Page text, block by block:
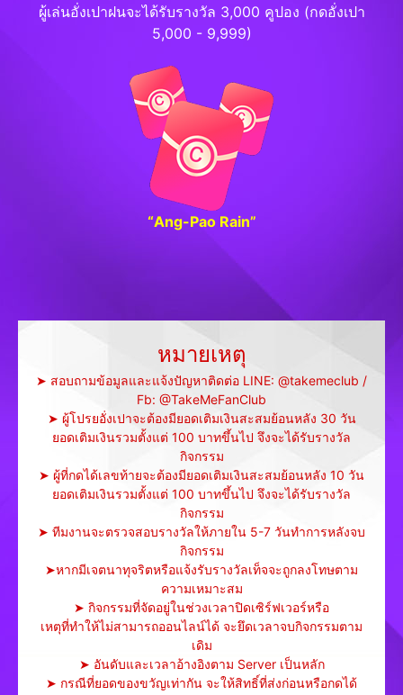
ผู้เล่นอั่งเปาฝนจะได้รับรางวัล 3,000 คูปอง (กดอั่งเปา
5,000 - 9,999)
“Ang-Pao Rain”
หมายเหตุ
➤ สอบถามข้อมูลและแจ้งปัญหาติดต่อ LINE: @takemeclub /
Fb: @TakeMeFanClub
➤ ผู้โปรยอั่งเปาจะต้องมียอดเติมเงินสะสมย้อนหลัง 30 วัน
ยอดเติมเงินรวมตั้งแต่ 100 บาทขึ้นไป จึงจะได้รับรางวัล
กิจกรรม
➤ ผู้ที่กดได้เลขท้ายจะต้องมียอดเติมเงินสะสมย้อนหลัง 10 วัน
ยอดเติมเงินรวมตั้งแต่ 100 บาทขึ้นไป จึงจะได้รับรางวัล
กิจกรรม
➤ ทีมงานจะตรวจสอบรางวัลให้ภายใน 5-7 วันทำการหลังจบ
กิจกรรม
➤หากมีเจตนาทุจริตหรือแจ้งรับรางวัลเท็จจะถูกลงโทษตาม
ความเหมาะสม
➤ กิจกรรมที่จัดอยู่ในช่วงเวลาปิดเซิร์ฟเวอร์หรือ
เหตุที่ทำให้ไม่สามารถออนไลน์ได้ จะยึดเวลาจบกิจกรรมตาม
เดิม
➤ อันดับและเวลาอ้างอิงตาม Server เป็นหลัก
➤ กรณีที่ยอดของขวัญเท่ากัน จะให้สิทธิ์ที่ส่งก่อนหรือกดได้